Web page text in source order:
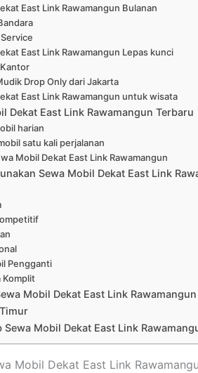
East Link Rawamangun Bulanan
East Link Rawamangun Lepas kunci
Drop Only dari Jakarta
East Link Rawamangun untuk wisata
Dekat East Link Rawamangun Terbaru
harian
satu kali perjalanan
Mobil Dekat East Link Rawamangun
Sewa Mobil Dekat East Link
Pengganti
Komplit
Mobil Dekat East Link Rawamangun
Sewa Mobil Dekat East Link
Mobil Dekat East Link